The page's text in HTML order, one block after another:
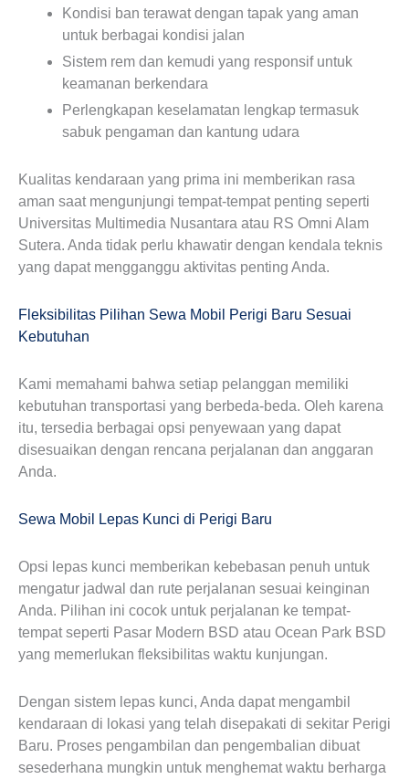
Kondisi ban terawat dengan tapak yang aman
untuk berbagai kondisi jalan
Sistem rem dan kemudi yang responsif untuk
keamanan berkendara
Perlengkapan keselamatan lengkap termasuk
sabuk pengaman dan kantung udara
Kualitas kendaraan yang prima ini memberikan rasa
aman saat mengunjungi tempat-tempat penting seperti
Universitas Multimedia Nusantara atau RS Omni Alam
Sutera. Anda tidak perlu khawatir dengan kendala teknis
yang dapat mengganggu aktivitas penting Anda.
Fleksibilitas Pilihan Sewa Mobil Perigi Baru Sesuai
Kebutuhan
Kami memahami bahwa setiap pelanggan memiliki
kebutuhan transportasi yang berbeda-beda. Oleh karena
itu, tersedia berbagai opsi penyewaan yang dapat
disesuaikan dengan rencana perjalanan dan anggaran
Anda.
Sewa Mobil Lepas Kunci di Perigi Baru
Opsi lepas kunci memberikan kebebasan penuh untuk
mengatur jadwal dan rute perjalanan sesuai keinginan
Anda. Pilihan ini cocok untuk perjalanan ke tempat-
tempat seperti Pasar Modern BSD atau Ocean Park BSD
yang memerlukan fleksibilitas waktu kunjungan.
Dengan sistem lepas kunci, Anda dapat mengambil
kendaraan di lokasi yang telah disepakati di sekitar Perigi
Baru. Proses pengambilan dan pengembalian dibuat
sesederhana mungkin untuk menghemat waktu berharga